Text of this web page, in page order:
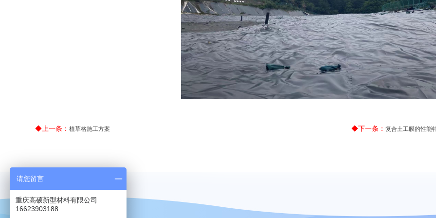
◆上一条： 植草格施工方案 ◆下一条： 复合土工膜的性能
请您留言
重庆高硕新型材料有限公司
16623903188